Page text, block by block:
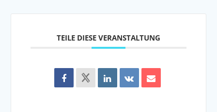
TEILE DIESE VERANSTALTUNG